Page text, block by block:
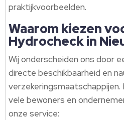
praktijkvoorbeelden.​
Waarom kiezen
Hydrocheck in
Wij onderscheiden ons door
directe beschikbaarheid en
vele bewoners en
onze service: